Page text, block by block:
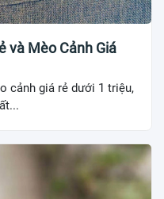
và Mèo Cảnh Giá
cảnh giá rẻ dưới 1 triệu,